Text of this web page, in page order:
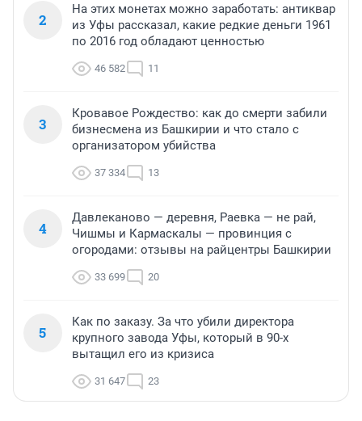
2
На этих монетах можно заработать: антиквар
из Уфы рассказал, какие редкие деньги 1961
по 2016 год обладают ценностью
46 582 11
3
Кровавое Рождество: как до смерти забили
бизнесмена из Башкирии и что стало с
организатором убийства
37 334 13
4
Давлеканово — деревня, Раевка — не рай,
Чишмы и Кармаскалы — провинция с
огородами: отзывы на райцентры Башкирии
33 699 20
5
Как по заказу. За что убили директора
крупного завода Уфы, который в 90-х
вытащил его из кризиса
31 647 23